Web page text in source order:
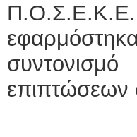
Π.Ο.Σ.Ε.Κ.Ε.Π
επιπτώσεων